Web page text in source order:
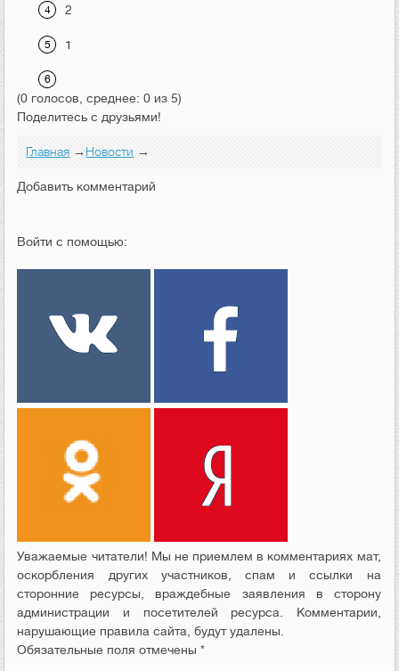
2
1
(0 голосов, среднее: 0 из 5)
Поделитесь с друзьями!
Главная →Новости →
Добавить комментарий
Войти с помощью:
Уважаемые читатели! Мы не приемлем в комментариях мат,
оскорбления других участников, спам и ссылки на
сторонние ресурсы, враждебные заявления в сторону
администрации и посетителей ресурса. Комментарии,
нарушающие правила сайта, будут удалены.
Обязательные поля отмечены *